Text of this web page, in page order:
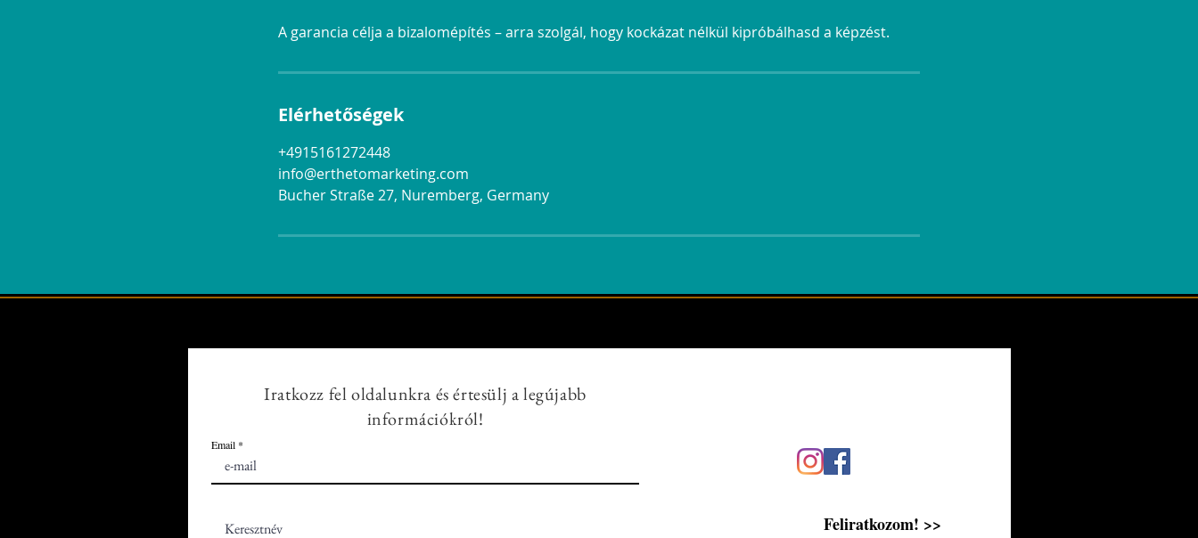
A garancia célja a bizalomépítés – arra szolgál, hogy kockázat nélkül kipróbálhasd a képzést.
Elérhetőségek
+4915161272448
info@erthetomarketing.com
Bucher Straße 27, Nuremberg, Germany
Iratkozz fel oldalunkra és értesülj a legújabb
információkról!
Email
Feliratkozom! >>